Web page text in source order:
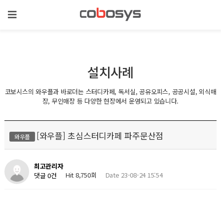
설치사례
코보시스의 와우플과 바로더는 스터디카페, 독서실, 공유오피스, 공공시설, 외식매
장, 무인매장 등 다양한 현장에서 운영되고 있습니다.
와우플 [와우플] 초심스터디카페 파주문산점
최고관리자
댓글 0건
Hit 8,750회 Date 23-08-24 15:54